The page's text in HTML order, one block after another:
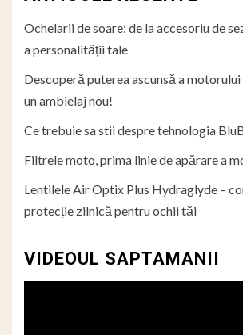
Ochelarii de soare: de la accesoriu de
a personalității tale
Descoperă puterea ascunsă a
un ambielaj nou!
Ce trebuie sa stii despre tehnologia
Filtrele moto, prima linie de apărare a
Lentilele Air Optix Plus Hydraglyde –
protecție zilnică pentru ochii tăi
VIDEOUL SAPTAMANII